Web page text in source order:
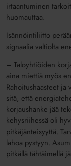
irtaantuminen
huomauttaa.
Isännöintiliitto
signaalia valtiolta
– ­Taloyhtiöiden
aina miettiä myös
Rahoitushaasteet
sitä, että
korjaushanke jää
kehysriihessä oli
pitkäjänteisyyttä.
lahoa pystyyn.
pitkällä tähtäimellä